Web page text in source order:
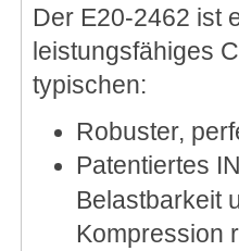
Der E20-2462 ist
leistungsfähiges
typischen:
Robuster,
Patentiertes
Belastbarkeit
Kompression